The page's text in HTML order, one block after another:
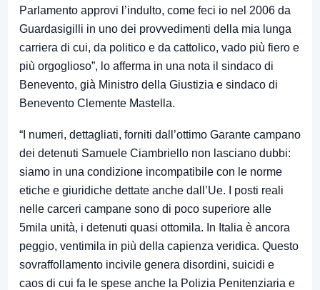
Parlamento approvi l’indulto, come feci io nel 2006 da
Guardasigilli in uno dei provvedimenti della mia lunga
carriera di cui, da politico e da cattolico, vado più fiero e
più orgoglioso”, lo afferma in una nota il sindaco di
Benevento, già Ministro della Giustizia e sindaco di
Benevento Clemente Mastella.
“I numeri, dettagliati, forniti dall’ottimo Garante campano
dei detenuti Samuele Ciambriello non lasciano dubbi:
siamo in una condizione incompatibile con le norme
etiche e giuridiche dettate anche dall’Ue. I posti reali
nelle carceri campane sono di poco superiore alle
5mila unità, i detenuti quasi ottomila. In Italia è ancora
peggio, ventimila in più della capienza veridica. Questo
sovraffollamento incivile genera disordini, suicidi e
caos di cui fa le spese anche la Polizia Penitenziaria e